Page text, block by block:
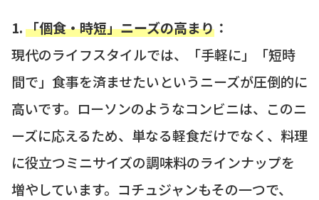
1.「個食・時短」ニーズの高まり ：
現代のライフスタイルでは、「手軽に」「短時
間で」食事を済ませたいというニーズが圧倒的に
高いです。ローソンのようなコンビニは、このニ
ーズに応えるため、単なる軽食だけでなく、料理
に役立つミニサイズの調味料のラインナップを
増やしています。コチュジャンもその一つで、